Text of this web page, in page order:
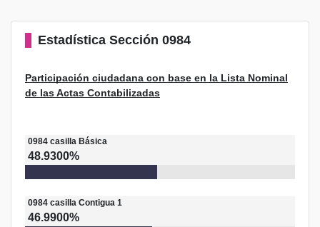
Estadística Sección 0984
Participación ciudadana con base en la Lista Nominal
de las Actas Contabilizadas
0984 casilla Básica
48.9300%
0984 casilla Contigua 1
46.9900%